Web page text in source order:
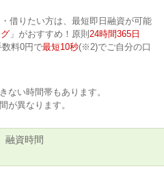
借りたい方は、最短即日融資が可能
」がおすすめ！原則 24時間365日
料0円で最短10秒(※2)でご自分の口
ない時間帯もあります。
が異なります。
融資時間